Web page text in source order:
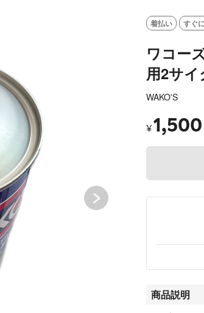
SOLD
着払い すぐ
ワコー
用2サ
WAKO'S
¥1,500
商品説明